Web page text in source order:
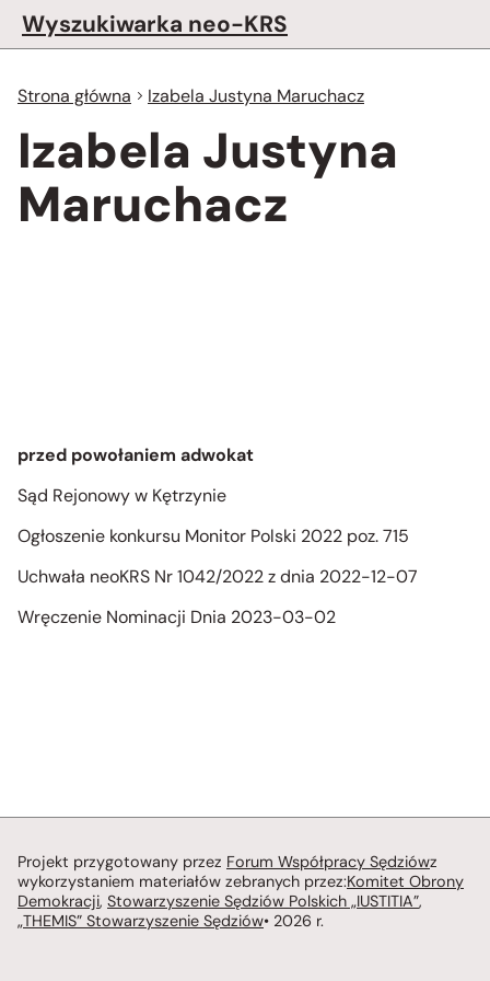
Wyszukiwarka neo-KRS
Strona główna Izabela Justyna Maruchacz
Izabela Justyna
Maruchacz
przed powołaniem adwokat
Sąd Rejonowy w Kętrzynie
Ogłoszenie konkursu Monitor Polski 2022 poz. 715
Uchwała neoKRS Nr 1042/2022 z dnia 2022-12-07
Wręczenie Nominacji Dnia 2023-03-02
Projekt przygotowany przez Forum Współpracy Sędziówz
wykorzystaniem materiałów zebranych przez:Komitet Obrony
Demokracji, Stowarzyszenie Sędziów Polskich „IUSTITIA”,
„THEMIS” Stowarzyszenie Sędziów• 2026 r.